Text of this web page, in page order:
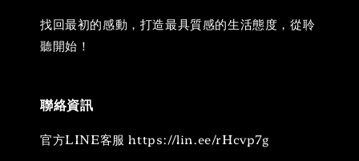
找回最初的感動，打造最具質感的生活態度，從聆
聽開始！
聯絡資訊
官方LINE客服 https://lin.ee/rHcvp7g